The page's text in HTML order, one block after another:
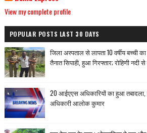
View my complete profile
POPULAR POSTS LAST 30 DAYS
जिला अस्पताल से लापता 10 वर्षीय बच्ची
तैनात सिपाही, हुआ गिरफ्तार; रोहिणी
20 आईएएस अधिकारियों का हुआ
अधिकारी आलोक कुमार